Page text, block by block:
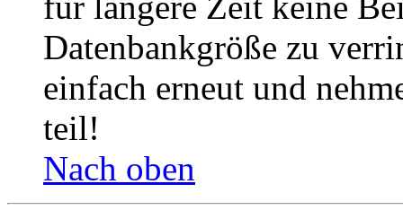
Datenbankgröße zu
einfach erneut und
teil!
Nach oben